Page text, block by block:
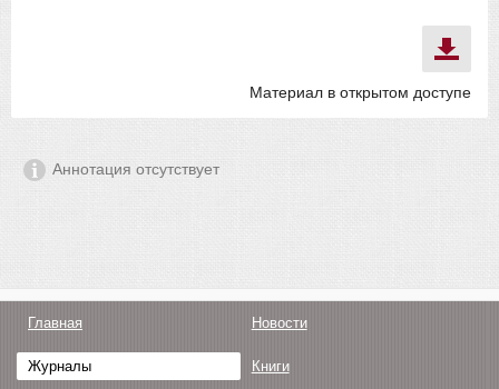
Материал в открытом доступе
Аннотация отсутствует
Главная Новости
Журналы Книги